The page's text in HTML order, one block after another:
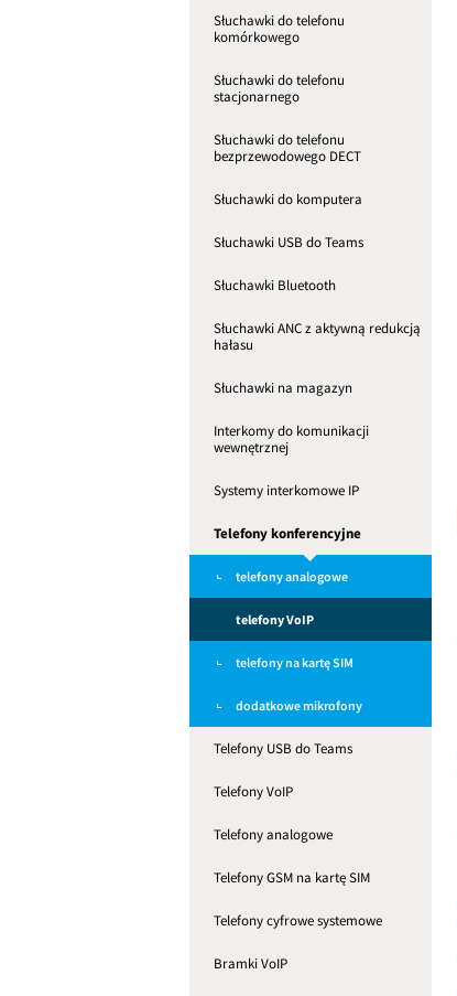
Słuchawki do telefonu
komórkowego
Słuchawki do telefonu
stacjonarnego
Słuchawki do telefonu
bezprzewodowego DECT
Słuchawki do komputera
Słuchawki USB do Teams
Słuchawki Bluetooth
Słuchawki ANC z aktywną redukcją
hałasu
Słuchawki na magazyn
Interkomy do komunikacji
wewnętrznej
Systemy interkomowe IP
Telefony konferencyjne
telefony analogowe
telefony VoIP
telefony na kartę SIM
dodatkowe mikrofony
Telefony USB do Teams
Telefony VoIP
Telefony analogowe
Telefony GSM na kartę SIM
Telefony cyfrowe systemowe
Bramki VoIP